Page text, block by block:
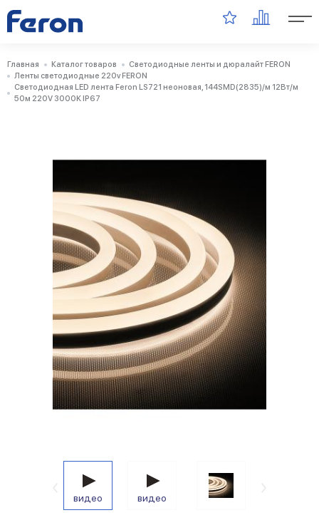
Главная Каталог товаров
Светодиодные ленты и дюралайт FERON
Ленты светодиодные 220v FERON
Cветодиодная LED лента Feron LS721 неоновая, 144SMD(2835)/м 12Вт/м
50м 220V 3000K IP67
видео видео